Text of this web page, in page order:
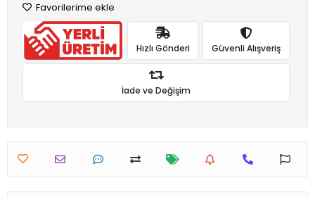
Favorilerime ekle
Hızlı Gönderi Güvenli Alışveriş
İade ve Değişim